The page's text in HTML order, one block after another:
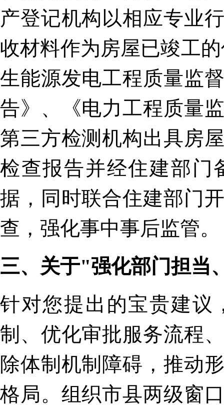
产登记机构以相应专业
收材料作为房屋已竣工
生能源发电工程质量监
告》、《电力工程质量
第三方检测机构出具房
检查报告并经住建部门
据，同时联合住建部门
查，强化事中事后监管。
三、关于"强化部门担当
针对您提出的宝贵建议
制、优化审批服务流程
除体制机制障碍，推动
格局。组织市县两级窗